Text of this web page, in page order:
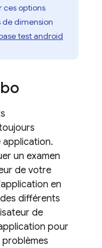
ces options
de dimension
test android
un examen
de votre
en
différents
de
pour